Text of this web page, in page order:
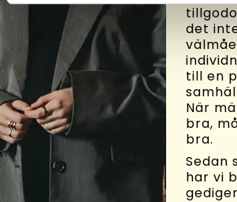
det
till en
När
bra,
bra.
Sedan
har vi